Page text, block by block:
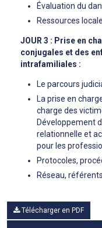
Évaluation du
Ressources
JOUR 3 : Prise en
conjugales et des
intrafamiliales :
Le parcours
La prise en
charge des
Développement
relationnelle et
pour les
Protocoles,
Réseau,
Télécharger en PDF